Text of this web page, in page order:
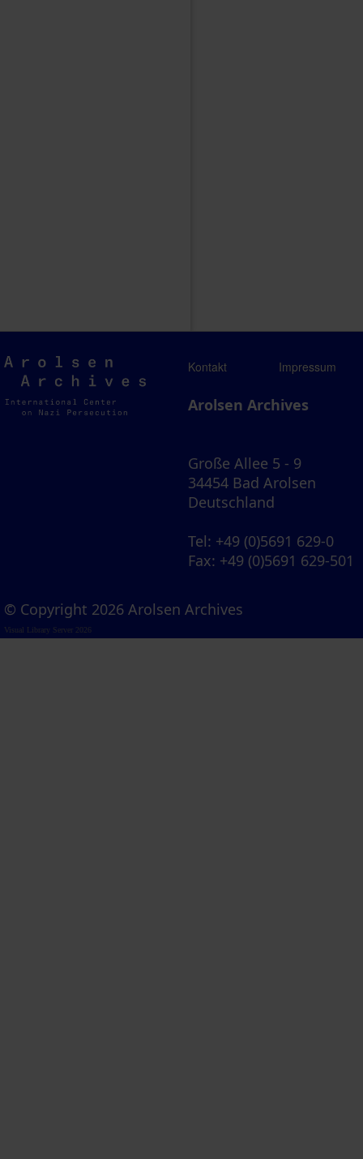
Arolsen
Archives
Kontakt Impressum
Arolsen Archives
Große Allee 5 - 9
34454 Bad Arolsen
Deutschland
Tel: +49 (0)5691 629-0
Fax: +49 (0)5691 629-501
© Copyright 2026 Arolsen Archives
Visual Library Server 2026